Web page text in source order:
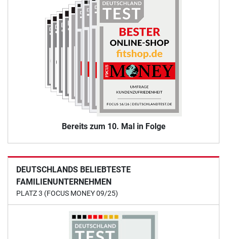
Bereits zum 10. Mal in Folge
DEUTSCHLANDS BELIEBTESTE
FAMILIENUNTERNEHMEN
PLATZ 3 (FOCUS MONEY 09/25)